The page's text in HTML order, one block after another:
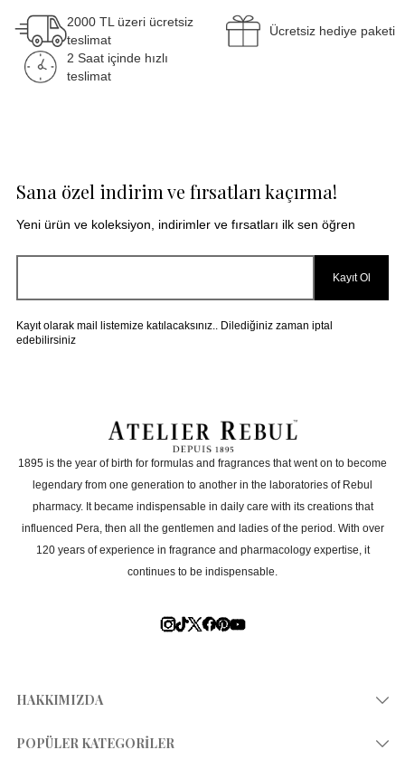
notaları nedir?
Bosphorus Akuatik/Odunsu/Çiçeksi Sıvı Sabun
kokusu nasıl?
Erkekler için uygun mu?
Kadınlar için uygun mu?
Hangi mevsime uygun?
Hassas ciltler için uygun mu?
2000 TL üzeri ücretsiz
teslimat
Ücretsiz hediye paketi
2 Saat içinde hızlı
teslimat
Sana özel indirim ve fırsatları kaçırma!
Yeni ürün ve koleksiyon, indirimler ve fırsatları ilk sen öğren
Kayıt Ol
Kayıt olarak mail listemize katılacaksınız.. Dilediğiniz zaman iptal
edebilirsiniz
1895 is the year of birth for formulas and fragrances that went on to become
legendary from one generation to another in the laboratories of Rebul
pharmacy. It became indispensable in daily care with its creations that
influenced Pera, then all the gentlemen and ladies of the period. With over
120 years of experience in fragrance and pharmacology expertise, it
continues to be indispensable.
HAKKIMIZDA
Hikayemiz
POPÜLER KATEGORİLER